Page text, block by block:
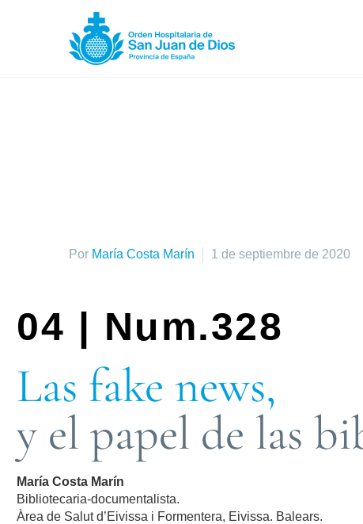
Por María Costa Marín 1 de septiembre de 2020
04 | Num.328
Las fake news,
y el papel de las
María Costa Marín
Bibliotecaria-documentalista.
Àrea de Salut d’Eivissa i Formentera, Eivissa. Balears.